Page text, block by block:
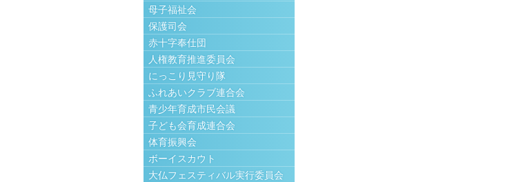
母子福祉会
保護司会
赤十字奉仕団
人権教育推進委員会
にっこり見守り隊
ふれあいクラブ連合会
青少年育成市民会議
子ども会育成連合会
体育振興会
ボーイスカウト
大仏フェスティバル実行委員会